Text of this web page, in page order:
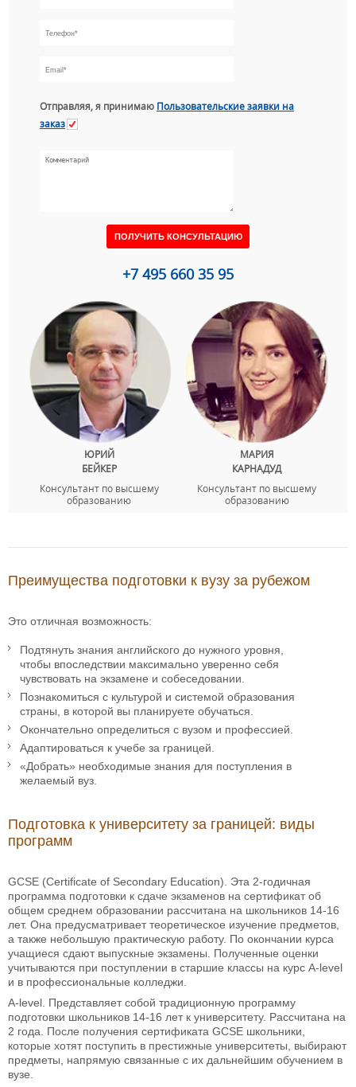
Отправляя, я принимаю Пользовательские заявки на
заказ
+7 495 660 35 95
ЮРИЙ
БЕЙКЕР
Консультант по высшему
образованию
МАРИЯ
КАРНАДУД
Консультант по высшему
образованию
Преимущества подготовки к вузу за рубежом
Это отличная возможность:
Подтянуть знания английского до нужного уровня,
чтобы впоследствии максимально уверенно себя
чувствовать на экзамене и собеседовании.
Познакомиться с культурой и системой образования
страны, в которой вы планируете обучаться.
Окончательно определиться с вузом и профессией.
Адаптироваться к учебе за границей.
«Добрать» необходимые знания для поступления в
желаемый вуз.
Подготовка к университету за границей: виды
программ
GCSE (Certificate of Secondary Education). Эта 2-годичная
программа подготовки к сдаче экзаменов на сертификат об
общем среднем образовании рассчитана на школьников 14-16
лет. Она предусматривает теоретическое изучение предметов,
а также небольшую практическую работу. По окончании курса
учащиеся сдают выпускные экзамены. Полученные оценки
учитываются при поступлении в старшие классы на курс A-level
и в профессиональные колледжи.
A-level. Представляет собой традиционную программу
подготовки школьников 14-16 лет к университету. Рассчитана на
2 года. После получения сертификата GCSE школьники,
которые хотят поступить в престижные университеты, выбирают
предметы, напрямую связанные с их дальнейшим обучением в
вузе.